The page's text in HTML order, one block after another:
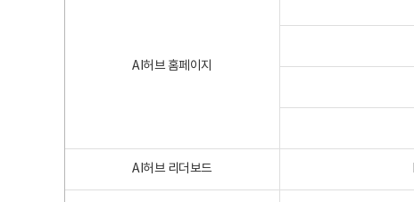
AI허브 홈페이지
AI허브 리더보드